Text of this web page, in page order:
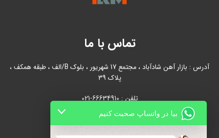
تماس با ما
آدرس : بازار آهن شادآباد ، مجتمع 17 شهریور ، بلوک B/الف ، طبقه همکف ،
پلاک 39
تلفن : 66634910-021
021-66631684
بیا در واتساپ صحبت کنیم